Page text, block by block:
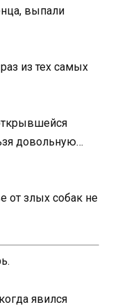
выпали
из тех самых
довольную…
от злых собак не
явился